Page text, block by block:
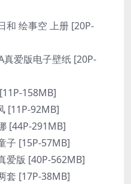
和 绘事空 上册 [20P-
真爱版电子壁纸 [20P-
158MB]
[11P-92MB]
[44P-291MB]
子 [15P-57MB]
爱版 [40P-562MB]
套 [17P-38MB]